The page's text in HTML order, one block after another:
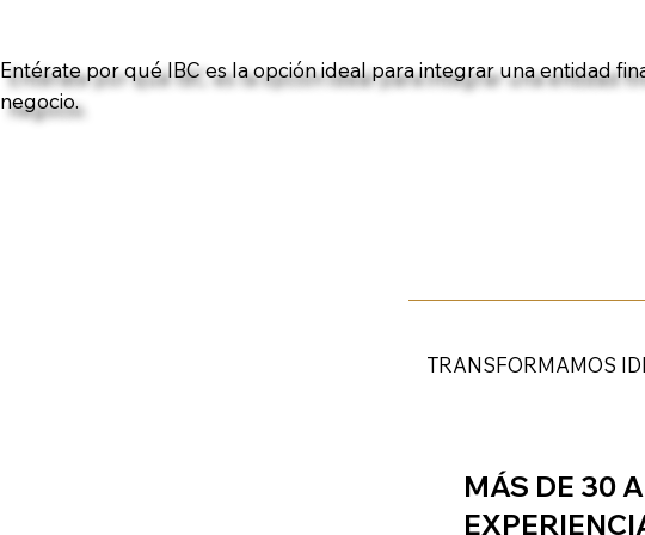
Entérate por qué IBC es la opción ideal para integrar una entidad
negocio.
TRANSFORMAMOS
MÁS DE 30